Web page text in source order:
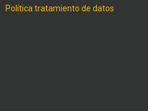
Política tratamiento de datos